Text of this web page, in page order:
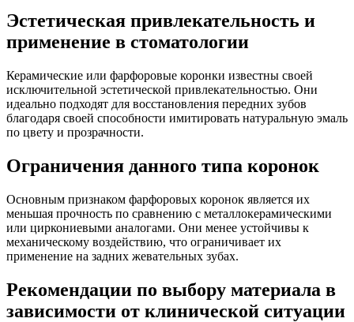
Эстетическая привлекательность и
применение в стоматологии
Керамические или фарфоровые коронки известны своей
исключительной эстетической привлекательностью. Они
идеально подходят для восстановления передних зубов
благодаря своей способности имитировать натуральную эмаль
по цвету и прозрачности.
Ограничения данного типа коронок
Основным признаком фарфоровых коронок является их
меньшая прочность по сравнению с металлокерамическими
или циркониевыми аналогами. Они менее устойчивы к
механическому воздействию, что ограничивает их
применение на задних жевательных зубах.
Рекомендации по выбору материала в
зависимости от клинической ситуации